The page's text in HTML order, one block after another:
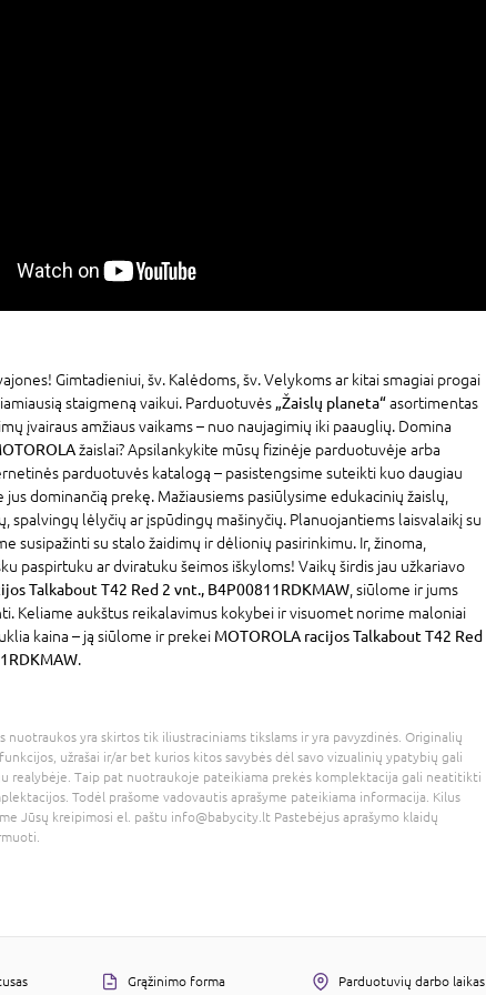
Gimtadieniui, šv. Kalėdoms, šv. Velykoms ar kitai smagiai progai
staigmeną vaikui. Parduotuvės „Žaislų planeta“asortimentas
įvairaus amžiaus vaikams – nuo naujagimių iki paauglių. Domina
žaislai? Apsilankykite mūsų fizinėje parduotuvėje arba
parduotuvės katalogą – pasistengsime suteikti kuo daugiau
jus dominančią prekę. Mažiausiems pasiūlysime edukacinių žaislų,
spalvingų lėlyčių ar įspūdingų mašinyčių. Planuojantiems laisvalaikį su
susipažinti su stalo žaidimų ir dėlionių pasirinkimu. Ir, žinoma,
paspirtuku ar dviratuku šeimos iškyloms! Vaikų širdis jau užkariavo
Talkabout T42 Red 2 vnt., B4P00811RDKMAW , siūlome ir jums
Keliame aukštus reikalavimus kokybei ir visuomet norime maloniai
kaina – ją siūlome ir prekei MOTOROLA racijos Talkabout T42 Red
.
nuotraukos yra skirtos tik iliustraciniams tikslams ir yra pavyzdinės. Originalių
užrašai ir/ar bet kurios kitos savybės dėl savo vizualinių ypatybių gali
realybėje. Taip pat nuotraukoje pateikiama prekės komplektacija gali neatitikti
Todėl prašome vadovautis aprašyme pateikiama informacija. Kilus
Jūsų kreipimosi el. paštu info@babycity.lt Pastebėjus aprašymo klaidų
Grąžinimo forma Parduotuvių darbo laikas